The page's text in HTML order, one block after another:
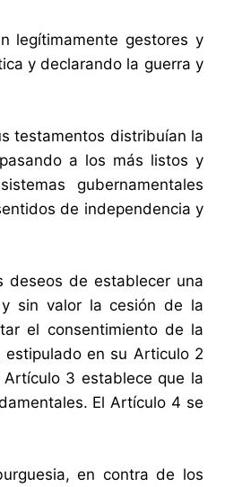
legítimamente gestores y
y declarando la guerra y
testamentos distribuían la
a los más listos y
gubernamentales
de independencia y
deseos de establecer una
y sin valor la cesión de la
el consentimiento de la
en su Articulo 2
3 establece que la
El Artículo 4 se
en contra de los